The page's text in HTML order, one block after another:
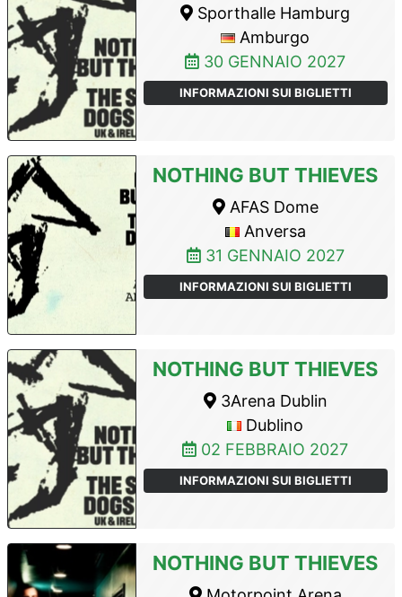
Sporthalle Hamburg
Amburgo
30 GENNAIO 2027
INFORMAZIONI SUI BIGLIETTI
NOTHING BUT THIEVES
AFAS Dome
Anversa
31 GENNAIO 2027
INFORMAZIONI SUI BIGLIETTI
NOTHING BUT THIEVES
3Arena Dublin
Dublino
02 FEBBRAIO 2027
INFORMAZIONI SUI BIGLIETTI
NOTHING BUT THIEVES